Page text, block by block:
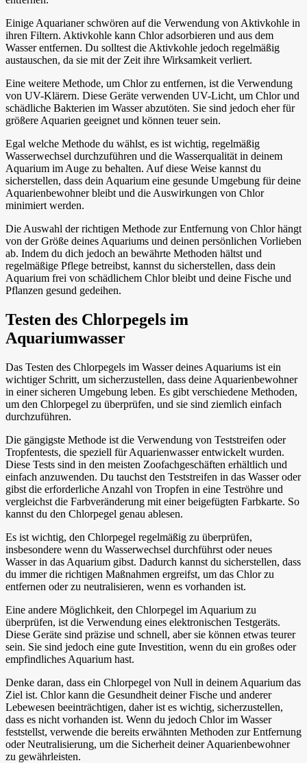
Einige Aquarianer schwören auf die Verwendung von Aktivkohle in
ihren Filtern. Aktivkohle kann Chlor adsorbieren und aus dem
Wasser entfernen. Du solltest die Aktivkohle jedoch regelmäßig
austauschen, da sie mit der Zeit ihre Wirksamkeit verliert.
Eine weitere Methode, um Chlor zu entfernen, ist die Verwendung
von UV-Klärern. Diese Geräte verwenden UV-Licht, um Chlor und
schädliche Bakterien im Wasser abzutöten. Sie sind jedoch eher für
größere Aquarien geeignet und können teuer sein.
Egal welche Methode du wählst, es ist wichtig, regelmäßig
Wasserwechsel durchzuführen und die Wasserqualität in deinem
Aquarium im Auge zu behalten. Auf diese Weise kannst du
sicherstellen, dass dein Aquarium eine gesunde Umgebung für deine
Aquarienbewohner bleibt und die Auswirkungen von Chlor
minimiert werden.
Die Auswahl der richtigen Methode zur Entfernung von Chlor hängt
von der Größe deines Aquariums und deinen persönlichen Vorlieben
ab. Indem du dich jedoch an bewährte Methoden hältst und
regelmäßige Pflege betreibst, kannst du sicherstellen, dass dein
Aquarium frei von schädlichem Chlor bleibt und deine Fische und
Pflanzen gesund gedeihen.
Testen des Chlorpegels im
Aquariumwasser
Das Testen des Chlorpegels im Wasser deines Aquariums ist ein
wichtiger Schritt, um sicherzustellen, dass deine Aquarienbewohner
in einer sicheren Umgebung leben. Es gibt verschiedene Methoden,
um den Chlorpegel zu überprüfen, und sie sind ziemlich einfach
durchzuführen.
Die gängigste Methode ist die Verwendung von Teststreifen oder
Tropfentests, die speziell für Aquarienwasser entwickelt wurden.
Diese Tests sind in den meisten Zoofachgeschäften erhältlich und
einfach anzuwenden. Du tauchst den Teststreifen in das Wasser oder
gibst die erforderliche Anzahl von Tropfen in eine Teströhre und
vergleichst die Farbveränderung mit einer beigefügten Farbkarte. So
kannst du den Chlorpegel genau ablesen.
Es ist wichtig, den Chlorpegel regelmäßig zu überprüfen,
insbesondere wenn du Wasserwechsel durchführst oder neues
Wasser in das Aquarium gibst. Dadurch kannst du sicherstellen, dass
du immer die richtigen Maßnahmen ergreifst, um das Chlor zu
entfernen oder zu neutralisieren, wenn es vorhanden ist.
Eine andere Möglichkeit, den Chlorpegel im Aquarium zu
überprüfen, ist die Verwendung eines elektronischen Testgeräts.
Diese Geräte sind präzise und schnell, aber sie können etwas teurer
sein. Sie sind jedoch eine gute Investition, wenn du ein großes oder
empfindliches Aquarium hast.
Denke daran, dass ein Chlorpegel von Null in deinem Aquarium das
Ziel ist. Chlor kann die Gesundheit deiner Fische und anderer
Lebewesen beeinträchtigen, daher ist es wichtig, sicherzustellen,
dass es nicht vorhanden ist. Wenn du jedoch Chlor im Wasser
feststellst, verwende die bereits erwähnten Methoden zur Entfernung
oder Neutralisierung, um die Sicherheit deiner Aquarienbewohner
zu gewährleisten.